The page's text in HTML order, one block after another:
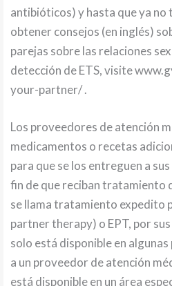
antibióticos) y hasta que ya no
obtener consejos (en inglés)
parejas sobre las relaciones
detección de ETS, visite
your-partner/ .
Los proveedores de atención
medicamentos o recetas
para que se los entreguen a
fin de que reciban tratamiento
se llama tratamiento expedito
partner therapy) o EPT, por sus
solo está disponible en
a un proveedor de atención
está disponible en un área